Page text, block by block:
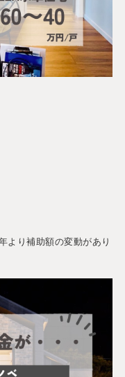
より補助額の変動があり